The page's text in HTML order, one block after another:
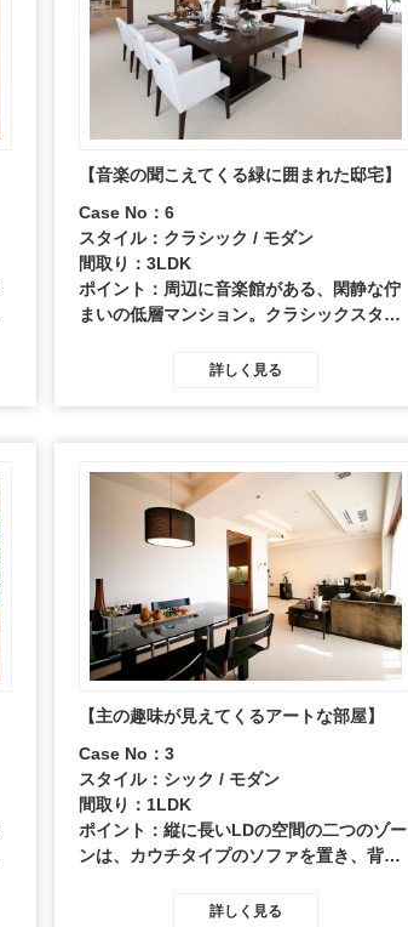
【音楽の聞こえてくる緑に囲まれた邸宅】
Case No：6
スタイル：クラシック / モダン
間取り：3LDK
ポイント：周辺に音楽館がある、閑静な佇
まいの低層マンション。クラシックスタイ
わせた、エレガントなインテリア。
詳しく見る
【主の趣味が見えてくるアートな部屋】
Case No：3
スタイル：シック / モダン
間取り：1LDK
ポイント：縦に長いLDの空間の二つのゾー
ンは、カウチタイプのソファを置き、背で
グは、テーブルの上の画集と同じ、ロスコ
詳しく見る